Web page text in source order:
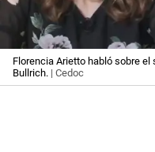
Florencia Arietto habló sobre
Bullrich. | Cedoc